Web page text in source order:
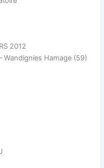
2012
Wandignies Hamage (59)